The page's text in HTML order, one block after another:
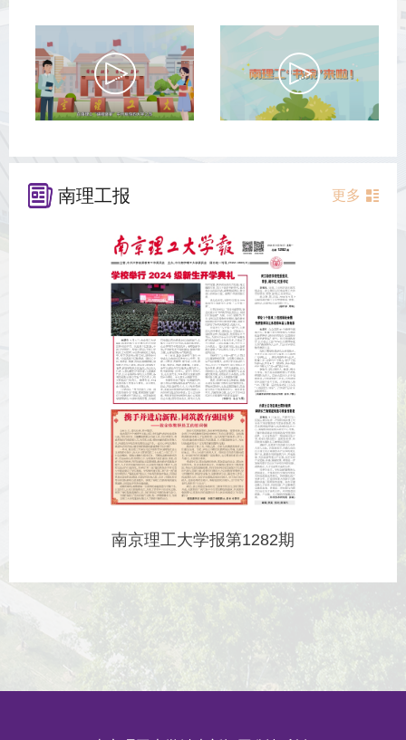
南理工报 更多
南京理工大学报第1282期